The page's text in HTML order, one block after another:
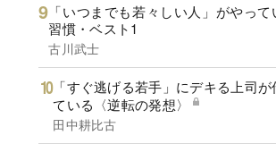
「いつまでも若々しい人」がやって
習慣・ベスト1
古川武士
「すぐ逃げる若手」にデキる上司が
ている〈逆転の発想〉
田中耕比古